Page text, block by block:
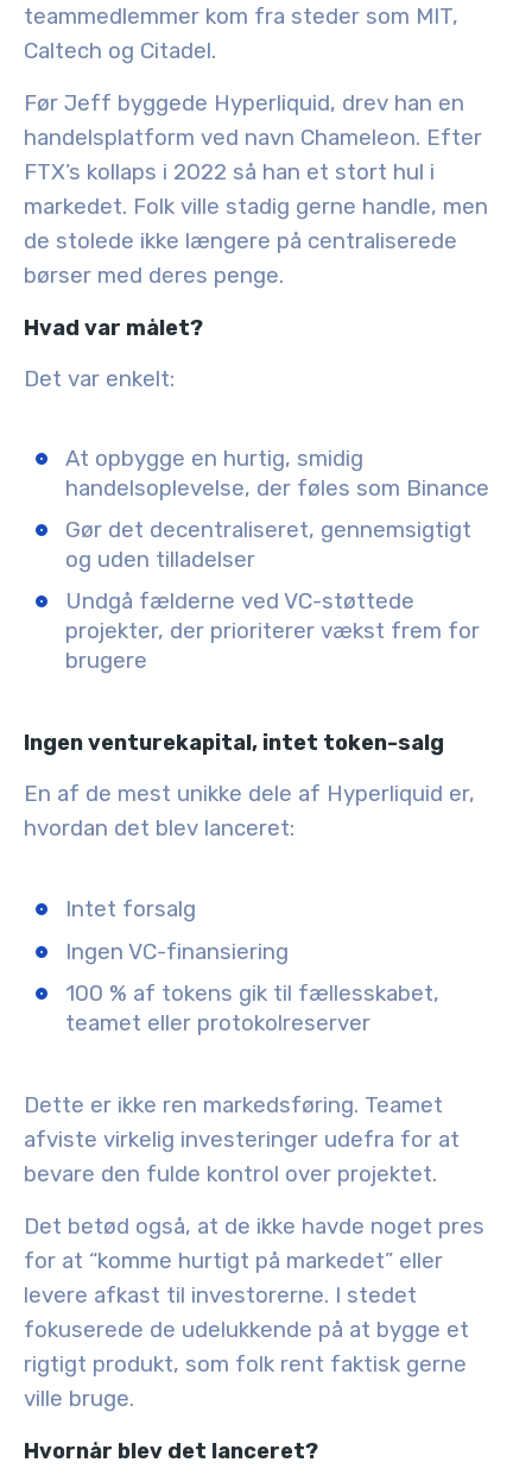
teammedlemmer kom fra steder som MIT,
Caltech og Citadel.
Før Jeff byggede Hyperliquid, drev han en
handelsplatform ved navn Chameleon. Efter
FTX’s kollaps i 2022 så han et stort hul i
markedet. Folk ville stadig gerne handle, men
de stolede ikke længere på centraliserede
børser med deres penge.
Hvad var målet?
Det var enkelt:
At opbygge en hurtig, smidig
handelsoplevelse, der føles som Binance
Gør det decentraliseret, gennemsigtigt
og uden tilladelser
Undgå fælderne ved VC-støttede
projekter, der prioriterer vækst frem for
brugere
Ingen venturekapital, intet token-salg
En af de mest unikke dele af Hyperliquid er,
hvordan det blev lanceret:
Intet forsalg
Ingen VC-finansiering
100 % af tokens gik til fællesskabet,
teamet eller protokolreserver
Dette er ikke ren markedsføring. Teamet
afviste virkelig investeringer udefra for at
bevare den fulde kontrol over projektet.
Det betød også, at de ikke havde noget pres
for at “komme hurtigt på markedet” eller
levere afkast til investorerne. I stedet
fokuserede de udelukkende på at bygge et
rigtigt produkt, som folk rent faktisk gerne
ville bruge.
Hvornår blev det lanceret?